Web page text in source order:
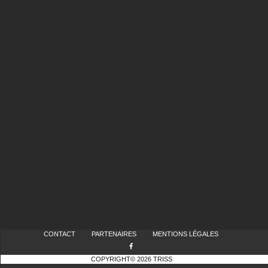
CONTACT PARTENAIRES MENTIONS LÉGALES
COPYRIGHT© 2026 TRISS